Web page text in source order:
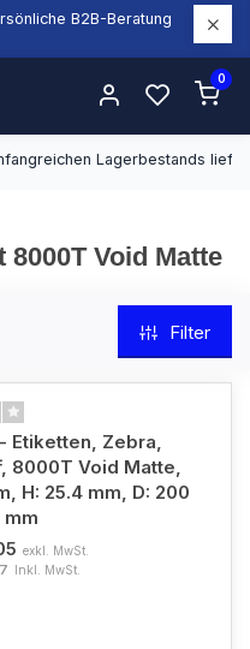
B2B-Beratung
0
Lagerbestands
Void Matte
Filter
Etiketten, Zebra,
8000T Void Matte,
H: 25.4 mm, D: 200
mm
exkl. MwSt.
Inkl. MwSt.